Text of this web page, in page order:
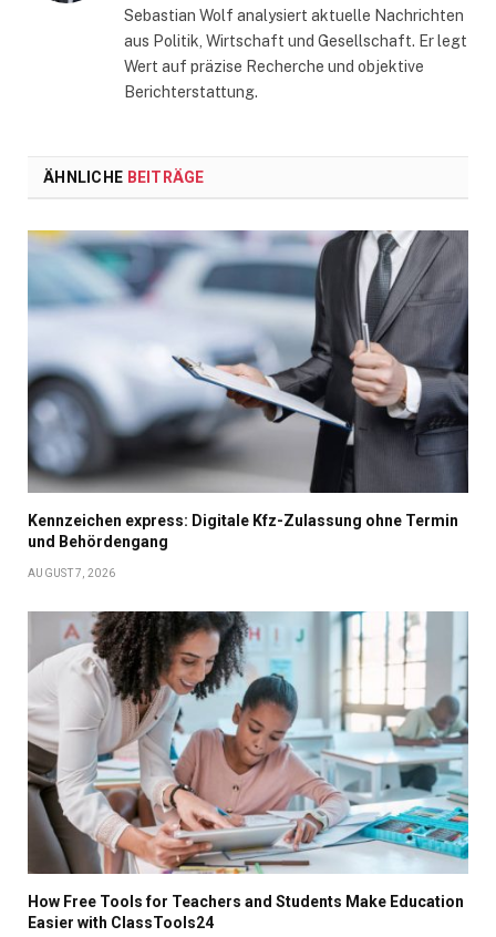
Sebastian Wolf analysiert aktuelle Nachrichten
aus Politik, Wirtschaft und Gesellschaft. Er legt
Wert auf präzise Recherche und objektive
Berichterstattung.
ÄHNLICHE BEITRÄGE
Kennzeichen express: Digitale Kfz-Zulassung ohne Termin
und Behördengang
AUGUST 7, 2026
How Free Tools for Teachers and Students Make Education
Easier with ClassTools24